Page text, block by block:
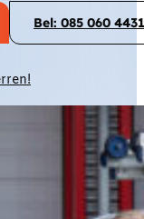
Bel: 085 060 4431